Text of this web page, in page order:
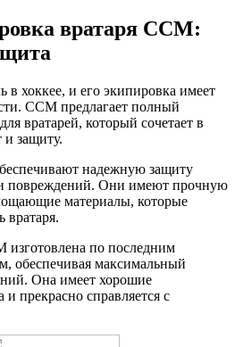
вратаря CCM:
в хоккее, и его экипировка имеет
CCM предлагает полный
вратарей, который сочетает в
и защиту.
надежную защиту
повреждений. Они имеют прочную
материалы, которые
вратаря.
изготовлена по последним
обеспечивая максимальный
Она имеет хорошие
прекрасно справляется с